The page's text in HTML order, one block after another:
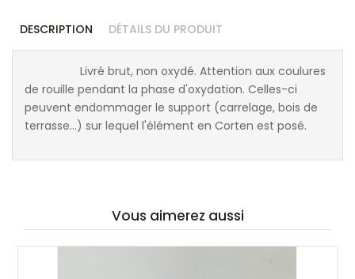
DESCRIPTION DÉTAILS DU PRODUIT
Livré brut, non oxydé. Attention aux coulures
de rouille pendant la phase d'oxydation. Celles-ci
peuvent endommager le support (carrelage, bois de
terrasse...) sur lequel l'élément en Corten est posé.
Vous aimerez aussi